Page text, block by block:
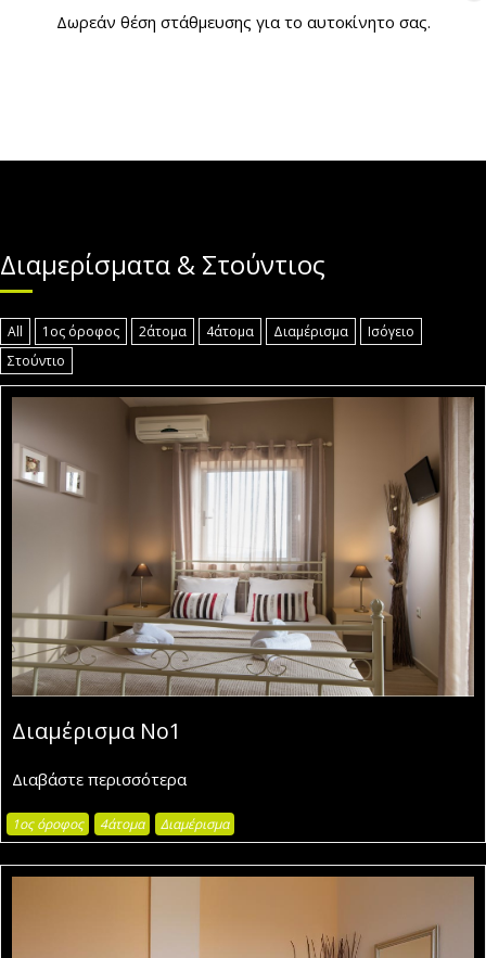
Δωρεάν θέση στάθμευσης για το αυτοκίνητο σας.
Διαμερίσματα & Στούντιος
All 1ος όροφος 2άτομα 4άτομα Διαμέρισμα
Ισόγειο
Στούντιο
Διαμέρισμα Νο1
Διαβάστε περισσότερα
1ος όροφος 4άτομα Διαμέρισμα